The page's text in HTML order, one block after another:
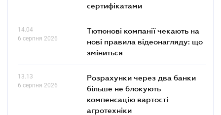
сертифікатами
14.04
6 серпня 2026
Тютюнові компанії чекають на
нові правила відеонагляду: що
зміниться
13.13
6 серпня 2026
Розрахунки через два банки
більше не блокують
компенсацію вартості
агротехніки